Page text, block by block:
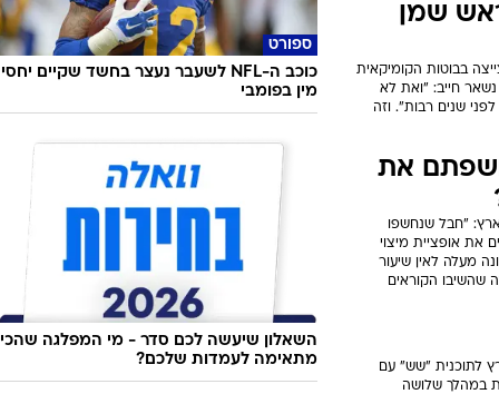
שמן
בבוטות הקומיקאית
חייב: "ואת לא
שנים רבות". וזה
את
"חבל שנחשפו
את אופציית מיצוי
מעלה לאין שיעור
שהשיבו הקוראים
לתוכנית "שש" עם
במהלך שלושה
ספורט
כוכב ה-NFL לשעבר נעצר בחשד שקיים יחסי
מין בפומבי
השאלון שיעשה לכם סדר - מי המפלגה שהכי
מתאימה לעמדות שלכם?